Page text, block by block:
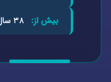
بیش از: